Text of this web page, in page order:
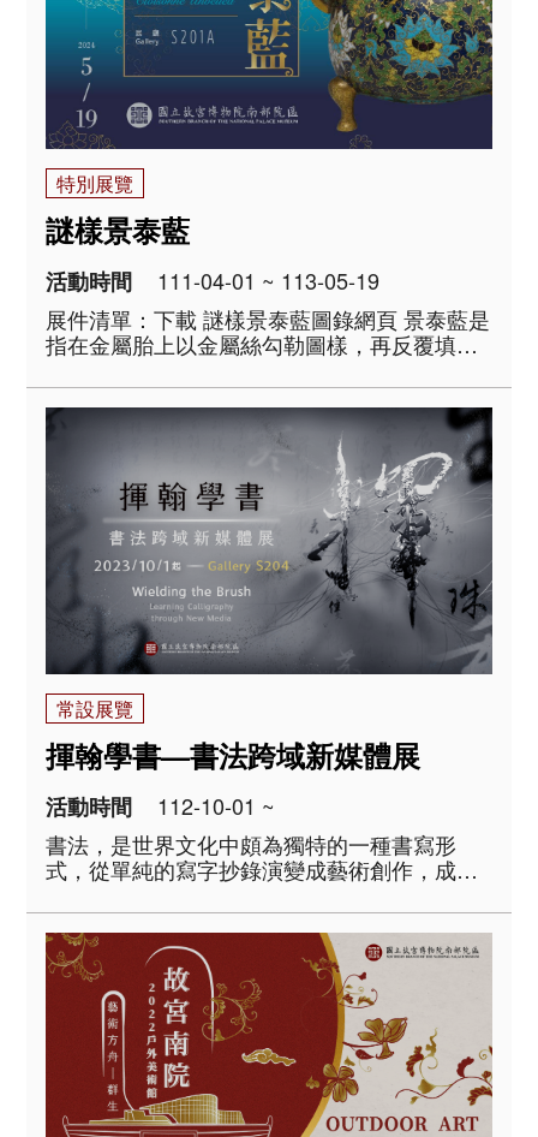
特別展覽
謎樣景泰藍
活動時間
111-04-01 ~ 113-05-19
展件清單：下載 謎樣景泰藍圖錄網頁 景泰藍是
指在金屬胎上以金屬絲勾勒圖樣，再反覆填燒
琺瑯，於元代（1271-1368）自拜占庭經伊斯
蘭地區，傳入中國。十七世紀的鑑賞家宣稱，
明代宗景泰時期（1450..
常設展覽
揮翰學書—書法跨域新媒體展
活動時間
112-10-01 ~
書法，是世界文化中頗為獨特的一種書寫形
式，從單純的寫字抄錄演變成藝術創作，成為
學書的方法與途徑為概念，分成「惟妙惟肖—
臨摹體驗」、「黑老虎的誕生—拓碑體驗」及
「千文宇宙—沉浸互動劇場」..